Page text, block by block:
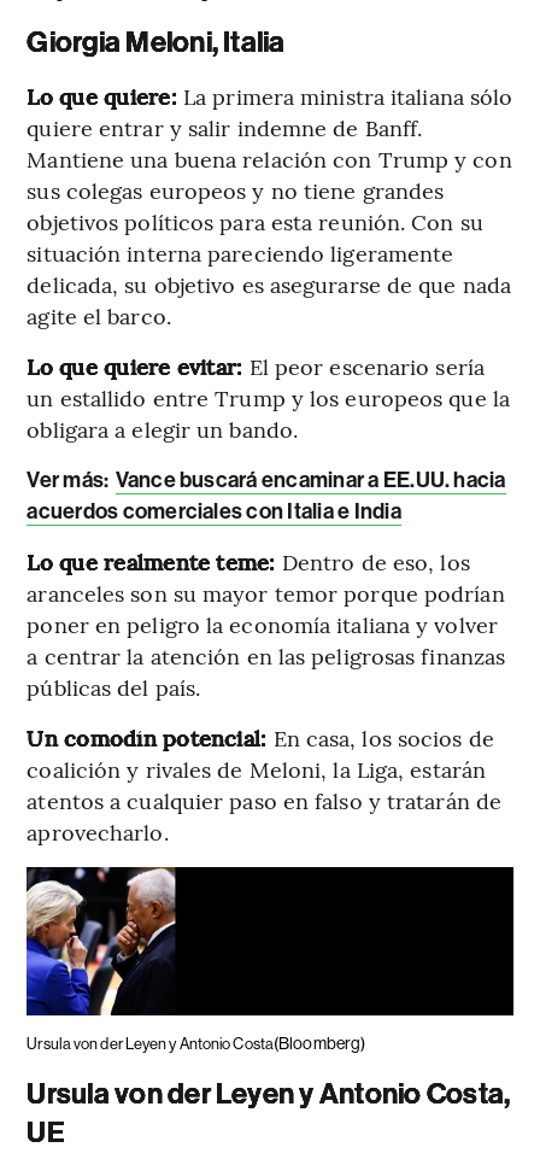
Giorgia Meloni, Italia
Lo que quiere: La primera ministra italiana sólo
quiere entrar y salir indemne de Banff.
Mantiene una buena relación con Trump y con
sus colegas europeos y no tiene grandes
objetivos políticos para esta reunión. Con su
situación interna pareciendo ligeramente
delicada, su objetivo es asegurarse de que nada
agite el barco.
Lo que quiere evitar: El peor escenario sería
un estallido entre Trump y los europeos que la
obligara a elegir un bando.
Ver más: Vance buscará encaminar a EE.UU. hacia
acuerdos comerciales con Italia e India
Lo que realmente teme: Dentro de eso, los
aranceles son su mayor temor porque podrían
poner en peligro la economía italiana y volver
a centrar la atención en las peligrosas finanzas
públicas del país.
Un comodín potencial: En casa, los socios de
coalición y rivales de Meloni, la Liga, estarán
atentos a cualquier paso en falso y tratarán de
aprovecharlo.
Ursula von der Leyen y Antonio Costa(Bloomberg)
Ursula von der Leyen y Antonio Costa,
UE